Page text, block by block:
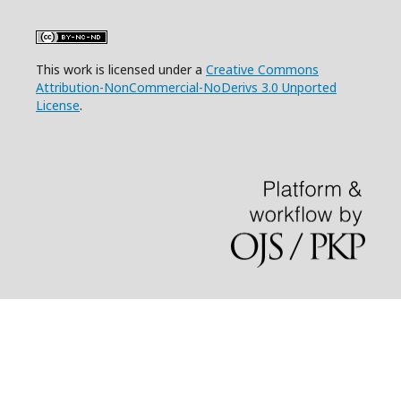
This work is licensed under a Creative Commons
Attribution-NonCommercial-NoDerivs 3.0 Unported
License.